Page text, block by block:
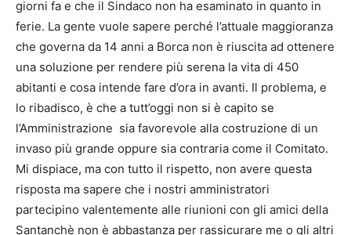
giorni fa e che il Sindaco non ha esaminato in quanto in
ferie. La gente vuole sapere perché l’attuale maggioranza
che governa da 14 anni a Borca non è riuscita ad ottenere
una soluzione per rendere più serena la vita di 450
abitanti e cosa intende fare d’ora in avanti. Il problema, e
lo ribadisco, è che a tutt’oggi non si è capito se
l’Amministrazione sia favorevole alla costruzione di un
invaso più grande oppure sia contraria come il Comitato.
Mi dispiace, ma con tutto il rispetto, non avere questa
risposta ma sapere che i nostri amministratori
partecipino valentemente alle riunioni con gli amici della
Santanchè non è abbastanza per rassicurare me o gli altri